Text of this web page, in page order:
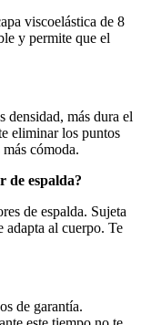
viscoelástica de 8
y permite que el
densidad, más dura el
eliminar los puntos
cómoda.
de espalda?
de espalda. Sujeta
adapta al cuerpo. Te
de garantía.